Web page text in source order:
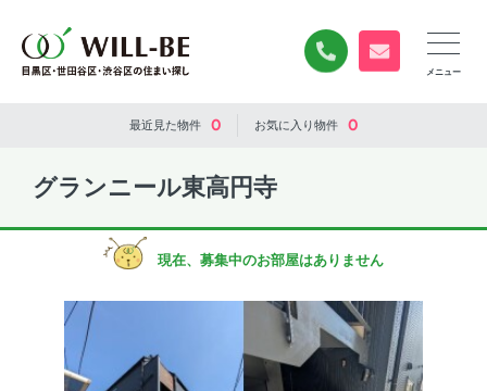
0120-840-834
無料お問い合
最近見た物件 0 お気に入り物件 0
グランニール東高円寺
現在、募集中のお部屋はありません